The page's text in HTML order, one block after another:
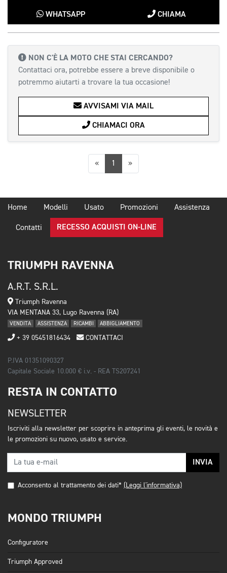
WHATSAPP CHIAMA
NON C'È LA MOTO CHE STAI CERCANDO?
Contattaci ora, potrebbe essere a breve disponibile o
potremmo aiutarti a trovare la tua occasione!
AVVISAMI VIA MAIL
CHIAMACI ORA
«Precedente
1 »Successiva
Home Modelli Usato Promozioni Assistenza
Contatti RECESSO ACQUISTI ON-LINE
TRIUMPH RAVENNA
A.R.T. S.R.L.
Triumph Ravenna
VIA MENTANA 33, Lugo Ravenna (RA)
VENDITA ASSISTENZA RICAMBI ABBIGLIAMENTO
+ 39 05451816434 CONTATTACI
P.IVA 01351090327
Capitale Sociale 10.000 € i.v. - REA TS207241
RESTA IN CONTATTO
NEWSLETTER
Iscriviti alla newsletter per scoprire in anteprima gli eventi, le novità e
le promozioni su nuovo, usato e service.
INVIA
Acconsento al trattamento dei dati* (Leggi l'informativa)
MONDO TRIUMPH
Configuratore
Triumph Approved